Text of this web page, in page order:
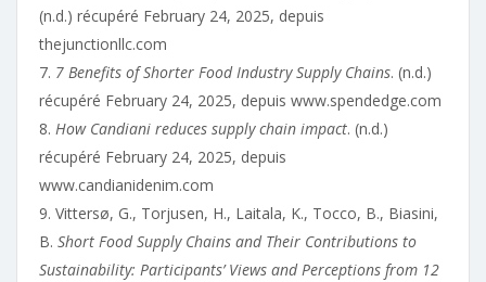
(n.d.) récupéré February 24, 2025, depuis
thejunctionllc.com
7. 7 Benefits of Shorter Food Industry Supply Chains. (n.d.)
récupéré February 24, 2025, depuis www.spendedge.com
8. How Candiani reduces supply chain impact. (n.d.)
récupéré February 24, 2025, depuis
www.candianidenim.com
9. Vittersø, G., Torjusen, H., Laitala, K., Tocco, B., Biasini,
B. Short Food Supply Chains and Their Contributions to
Sustainability: Participants’ Views and Perceptions from 12